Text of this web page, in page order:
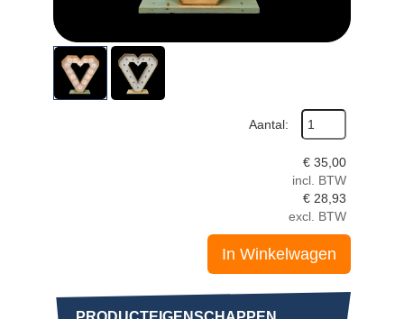
Aantal:
€ 35,00
incl. BTW
€ 28,93
excl. BTW
In Winkelwagen